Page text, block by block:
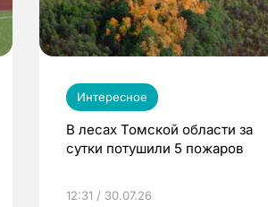
Интересное
В лесах Томской области за
сутки потушили 5 пожаров
12:31 / 30.07.26